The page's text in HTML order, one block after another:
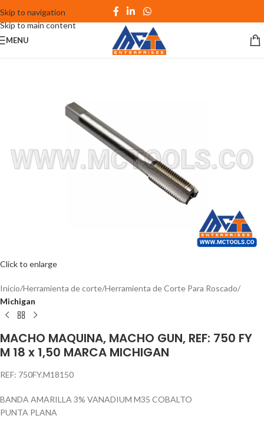
Skip to navigation
Skip to main content
MENU
Click to enlarge
Inicio Herramienta de corte Herramienta de Corte Para Roscado
Michigan
MACHO MAQUINA, MACHO GUN, REF: 750 FY
M 18 x 1,50 MARCA MICHIGAN
REF: 750FY.M18150
BANDA AMARILLA 3% VANADIUM M35 COBALTO
PUNTA PLANA